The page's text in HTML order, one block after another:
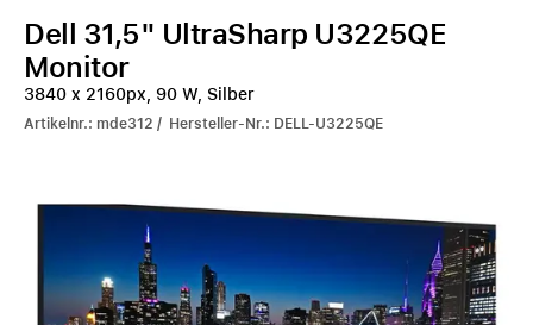
Dell 31,5" UltraSharp U3225QE
Monitor
3840 x 2160px, 90 W, Silber
Artikelnr.: mde312 / Hersteller-Nr.: DELL-U3225QE